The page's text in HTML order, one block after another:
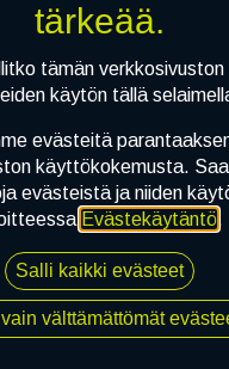
MAXXIS ALL SEASON
tärkeää.
tämän verkkosivuston
käytön tällä
evästeitä
käyttökokemusta.
evästeistä ja niiden
Evästekäytäntö.
Salli kaikki evästeet
välttämättömät